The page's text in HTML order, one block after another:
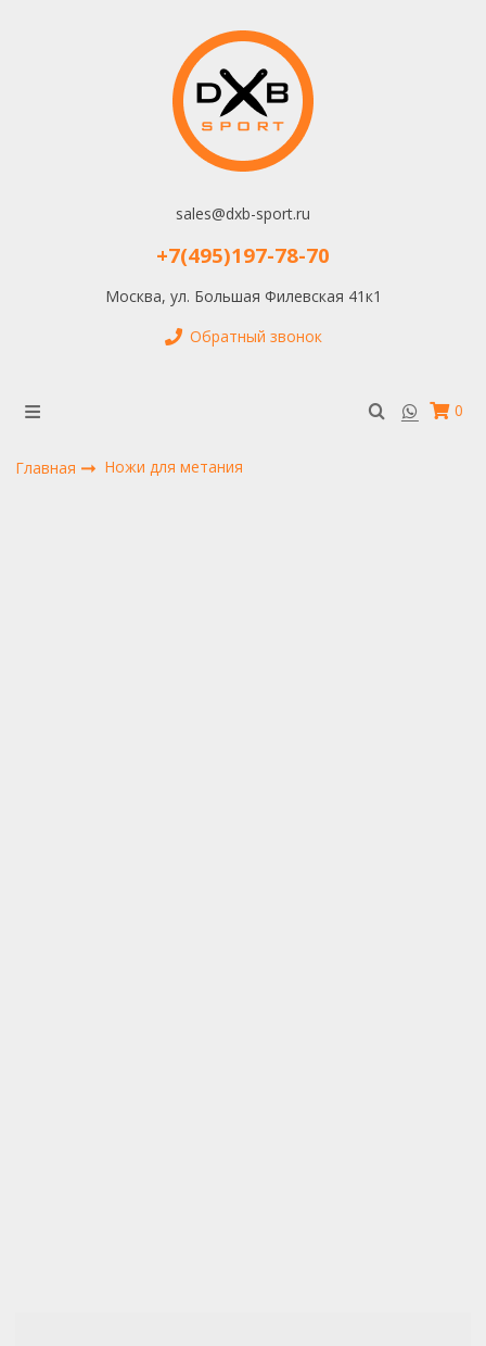
sales@dxb-sport.ru
+7(495)197-78-70
Москва, ул. Большая Филевская 41к1
Обратный звонок
0
Главная Ножи для метания